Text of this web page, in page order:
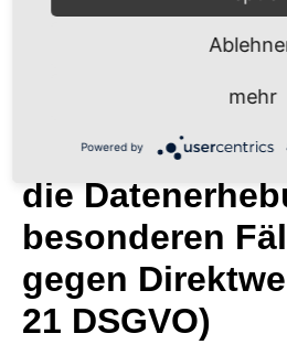
Widerruf erfolgten
die
besonderen
gegen
21 DSGVO)
mehr
Powered by